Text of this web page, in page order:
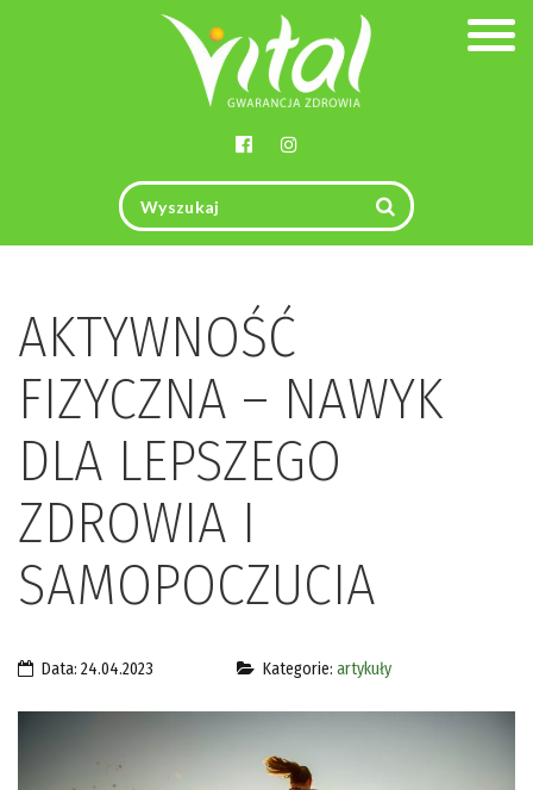
AKTYWNOŚĆ
FIZYCZNA – NAWYK
DLA LEPSZEGO
ZDROWIA I
SAMOPOCZUCIA
Data: 24.04.2023 Kategorie: artykuły